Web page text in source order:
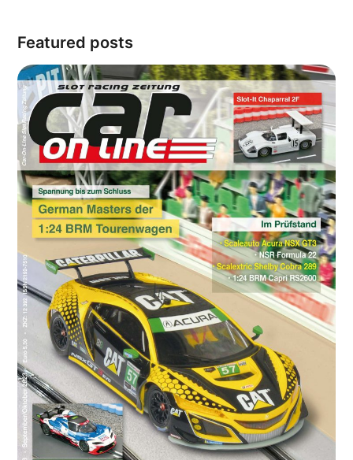
Featured posts